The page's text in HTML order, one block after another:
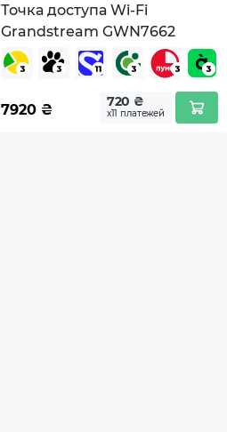
Точка доступа Wi-Fi
Grandstream GWN7662
7920 ₴ 720 ₴
х11 платежей